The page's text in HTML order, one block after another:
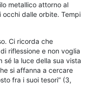
metallico attorno al
dalle orbite. Tempi
Ci ricorda che
riflessione e non voglia
sé la luce della sua vista
si affanna a cercare
fra i suoi tesori” (3,